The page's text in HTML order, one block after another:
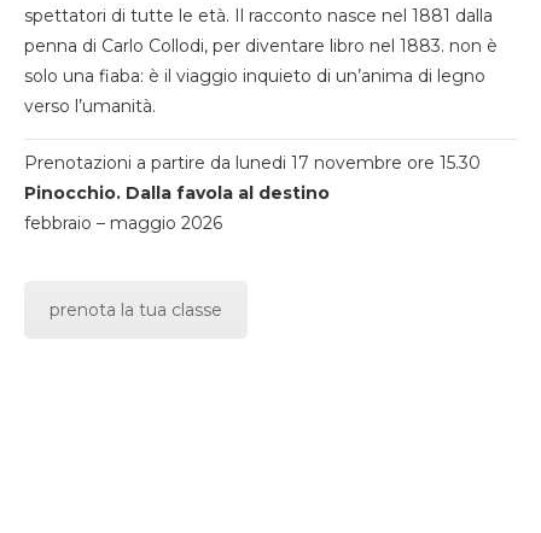
spettatori di tutte le età. Il racconto nasce nel 1881 dalla
penna di Carlo Collodi, per diventare libro nel 1883. non è
solo una fiaba: è il viaggio inquieto di un’anima di legno
verso l’umanità.
Prenotazioni a partire da lunedi 17 novembre ore 15.30
Pinocchio. Dalla favola al destino
febbraio – maggio 2026
prenota la tua classe